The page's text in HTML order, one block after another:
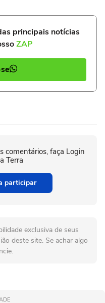
principais notícias
ZAP
comentários, faça Login
Terra
participar
exclusiva de seus
deste site. Se achar algo